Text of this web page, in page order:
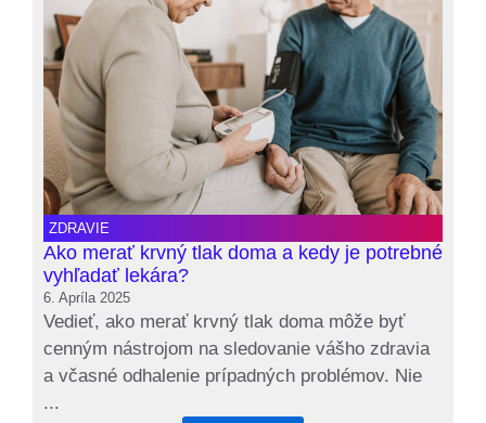
ZDRAVIE
Ako merať krvný tlak doma a kedy je potrebné
vyhľadať lekára?
6. Apríla 2025
Vedieť, ako merať krvný tlak doma môže byť
cenným nástrojom na sledovanie vášho zdravia
a včasné odhalenie prípadných problémov. Nie
...